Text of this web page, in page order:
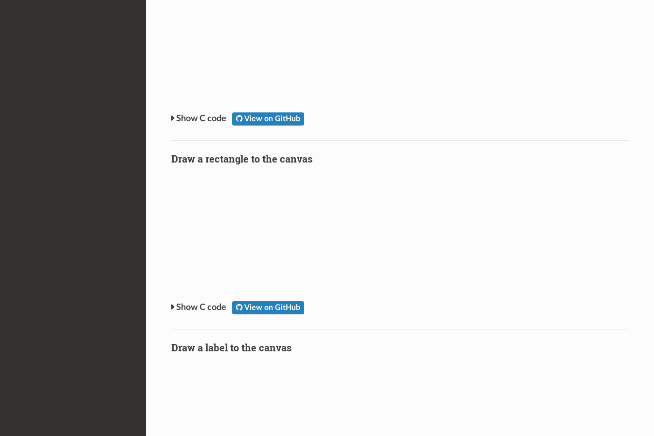
C code View on GitHub
Draw a rectangle to the canvas
C code View on GitHub
Draw a label to the canvas